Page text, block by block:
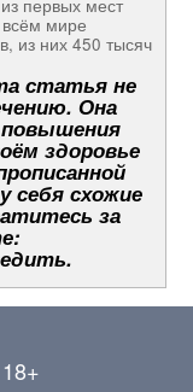
первых мест
мире
из них 450 тысяч
статья не
Она
повышения
здоровье
себя схожие
за